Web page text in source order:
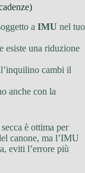
a IMU nel tuo
esiste una riduzione
cambi il
anche con la
è ottima per
canone, ma l’IMU
eviti l’errore più